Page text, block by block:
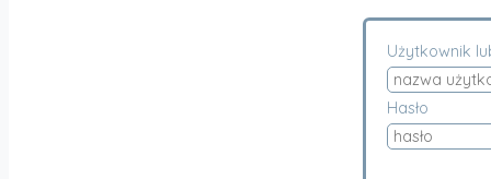
Użytkownik
Hasło